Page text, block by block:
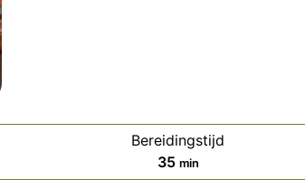
Bereidingstijd
35minuten
min